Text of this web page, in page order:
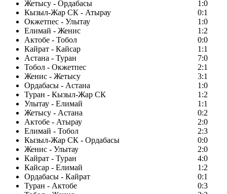
Жетысу - Ордабасы
1:0
Кызыл-Жар СК - Атырау
0:1
Окжетпес - Улытау
1:0
Елимай - Женис
1:2
Актобе - Тобол
0:0
Кайрат - Кайсар
1:1
Астана - Туран
7:0
Тобол - Окжетпес
2:1
Женис - Жетысу
3:1
Ордабасы - Астана
1:0
Туран - Кызыл-Жар СК
1:2
Улытау - Елимай
1:1
Жетысу - Астана
0:2
Актобе - Атырау
2:0
Елимай - Тобол
2:3
Кызыл-Жар СК - Ордабасы
0:0
Женис - Улытау
2:0
Кайрат - Туран
4:0
Кайсар - Елимай
1:2
Ордабасы - Кайрат
0:1
Туран - Актобе
0:3